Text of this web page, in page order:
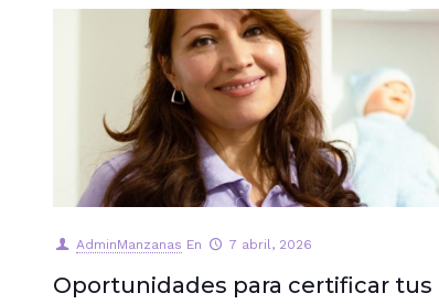
AdminManzanas En 7 abril, 2026
Oportunidades para certificar tus